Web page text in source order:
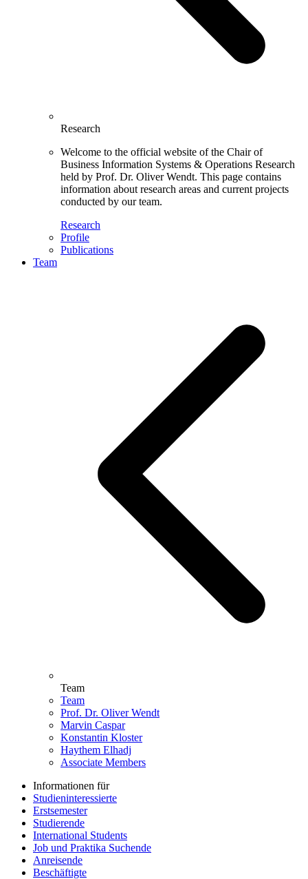
Research
Welcome to the official website of the Chair of
Business Information Systems & Operations Research
held by Prof. Dr. Oliver Wendt. This page contains
information about research areas and current projects
conducted by our team.
Research
Profile
Publications
Team
Team
Team
Prof. Dr. Oliver Wendt
Marvin Caspar
Konstantin Kloster
Haythem Elhadj
Associate Members
Informationen für
Studieninteressierte
Erstsemester
Studierende
International Students
Job und Praktika Suchende
Anreisende
Beschäftigte